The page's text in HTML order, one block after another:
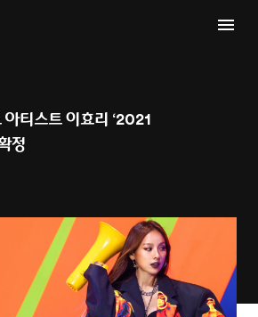
아티스트 이효리 ‘2021
정